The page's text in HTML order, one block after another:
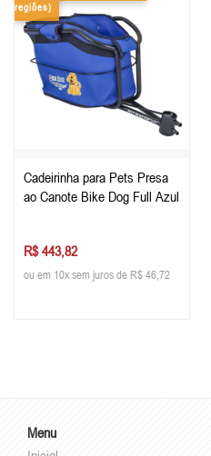
regiões)
Cadeirinha para Pets Presa
ao Canote Bike Dog Full Azul
R$ 443,82
ou em 10x sem juros de R$ 46,72
Menu